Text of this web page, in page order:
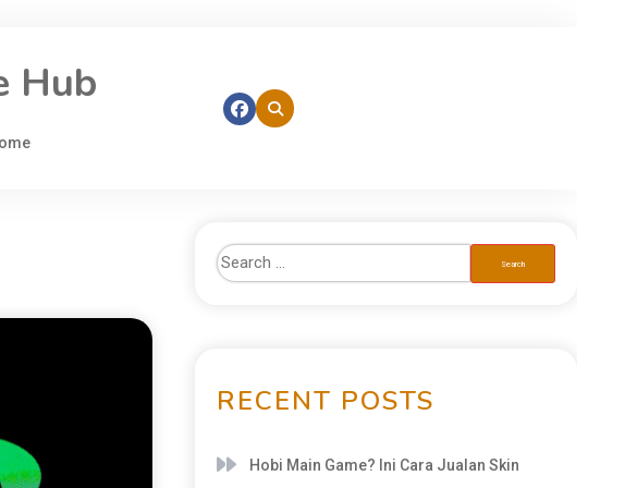
Hub
RECENT POSTS
Hobi Main Game? Ini Cara Jualan Skin